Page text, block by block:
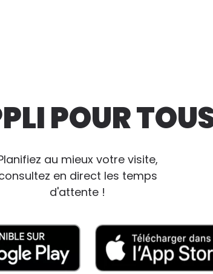
POUR
au mieux votre visite,
en direct les temps
d'attente !